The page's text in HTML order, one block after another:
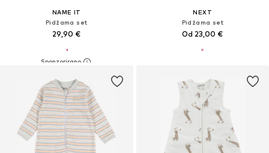
NAME IT
Pidžama set
29,90 €
NEXT
Pidžama set
Od 23,00 €